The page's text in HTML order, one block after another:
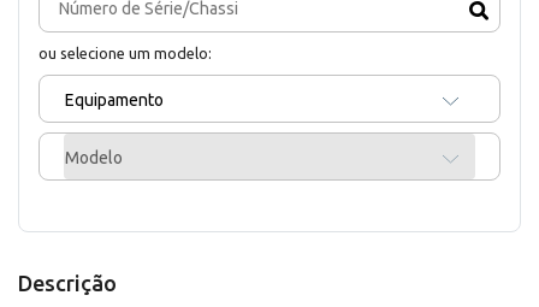
ou selecione um modelo:
Equipamento
Modelo
Descrição